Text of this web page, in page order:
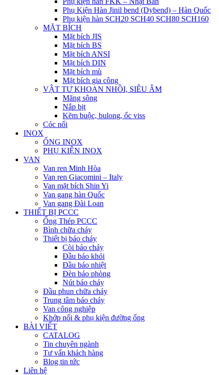
Phụ Kiện Hàn Jinil bend (Dybend) – Hàn Quốc
Phụ kiện hàn SCH20 SCH40 SCH80 SCH160
MẶT BÍCH
Mặt bích JIS
Mặt bích BS
Mặt bích ANSI
Mặt bích DIN
Mặt bích mù
Mặt bích gia công
VẬT TƯ KHOAN NHỒI, SIÊU ÂM
Măng sông
Nắp bịt
Kẽm buộc, bulong, ốc viss
Cóc nối
INOX
ỐNG INOX
PHỤ KIỆN INOX
VAN
Van ren Minh Hòa
Van ren Giacomini – Italy
Van mặt bích Shin Yi
Van gang hàn Quốc
Van gang Đài Loan
THIẾT BỊ PCCC
Ống Thép PCCC
Bình chữa cháy
Thiết bị báo cháy
Còi báo cháy
Đầu báo khói
Đầu báo nhiệt
Đèn báo phòng
Nút báo cháy
Đầu phun chữa cháy
Trung tâm báo cháy
Van công nghiệp
Khớp nối & phụ kiện đường ống
BÀI VIẾT
CATALOG
Tin chuyên ngành
Tư vấn khách hàng
Blog tin tức
Liên hệ